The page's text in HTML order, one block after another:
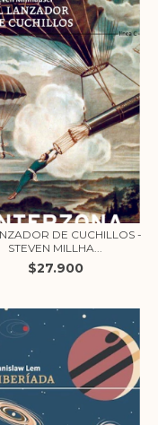
DE CUCHILLOS -
STEVEN MILLHA...
$27.900